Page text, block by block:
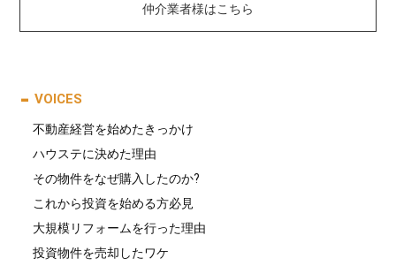
仲介業者様はこちら
VOICES
不動産経営を始めたきっかけ
ハウステに決めた理由
その物件をなぜ購入したのか?
これから投資を始める方必見
大規模リフォームを行った理由
投資物件を売却したワケ